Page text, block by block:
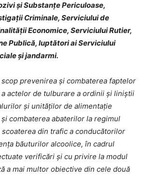
și Substanțe Periculoase,
Criminale, Serviciului de
Economice, Serviciului Rutier,
Publică, luptători ai Serviciului
și jandarmi.
scop prevenirea și combaterea faptelor
actelor de tulburare a ordinii şi liniştii
şi unităţilor de alimentaţie
combaterea abaterilor la regimul
din trafic a conducătorilor
băuturilor alcoolice, în cadrul
verificări şi cu privire la modul
a mai multor obiective din cele două